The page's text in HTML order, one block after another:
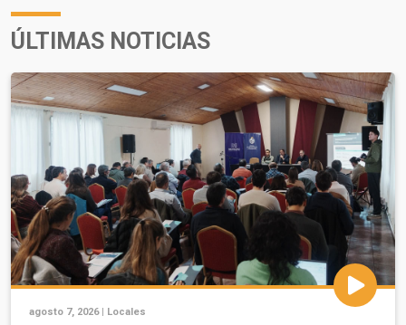
ÚLTIMAS NOTICIAS
agosto 7, 2026 | Locales